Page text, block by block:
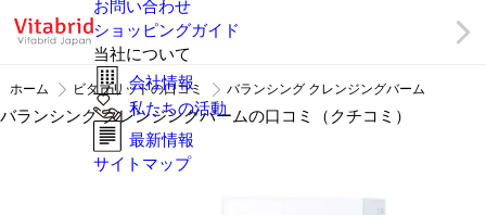
お問い合わせ
ショッピングガイド
当社について
会社情報
私たちの活動
最新情報
サイトマップ
ホーム ビタブリッドの口コミ バランシング クレンジングバーム
バランシング クレンジングバームの口コミ（クチコミ）